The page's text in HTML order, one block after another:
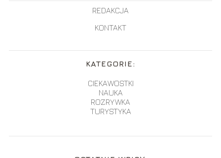
REDAKCJA
KONTAKT
KATEGORIE:
CIEKAWOSTKI
NAUKA
ROZRYWKA
TURYSTYKA